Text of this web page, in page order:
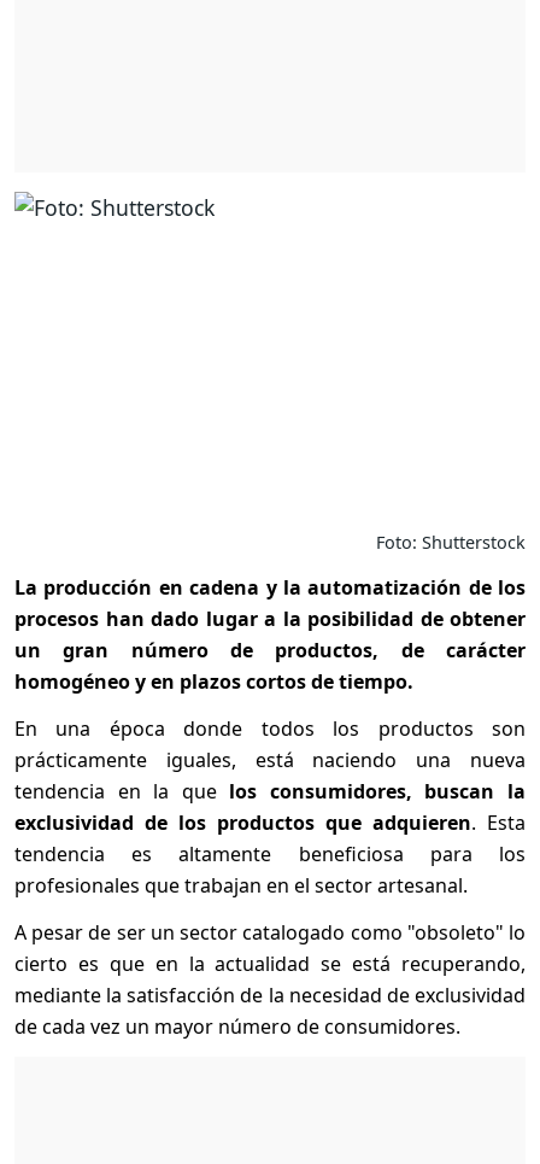
Foto: Shutterstock
La producción en cadena y la automatización de los
procesos han dado lugar a la posibilidad de obtener
un gran número de productos, de carácter
homogéneo y en plazos cortos de tiempo.
En una época donde todos los productos son
prácticamente iguales, está naciendo una nueva
tendencia en la que los consumidores, buscan la
exclusividad de los productos que adquieren. Esta
tendencia es altamente beneficiosa para los
profesionales que trabajan en el sector artesanal.
A pesar de ser un sector catalogado como "obsoleto" lo
cierto es que en la actualidad se está recuperando,
mediante la satisfacción de la necesidad de exclusividad
de cada vez un mayor número de consumidores.